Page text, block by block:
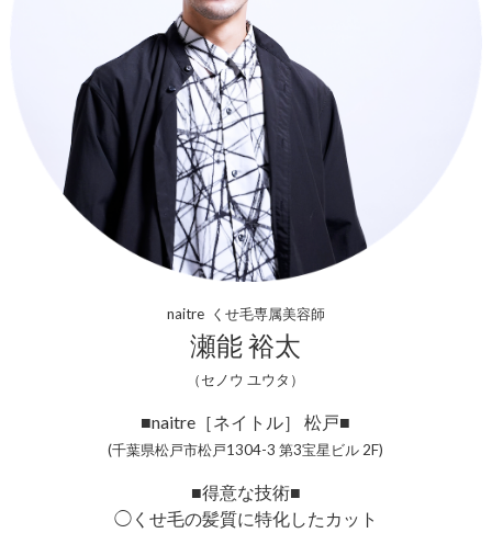
naitre くせ毛専属美容師
瀬能 裕太
（セノウ ユウタ）
■naitre［ネイトル］ 松戸■
(千葉県松戸市松戸1304-3 第3宝星ビル 2F)
■得意な技術■
◯くせ毛の髪質に特化したカット